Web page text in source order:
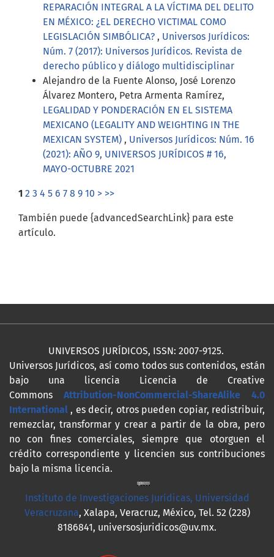
REPARACIÓN INTEGRAL A LA VÍCTIMA DEL DELITO
EN MÉXICO: ¿EL DERECHO VICTIMAL COMO
LEGISLACIÓN SIMBÓLICA? , Universos Jurídicos:
Núm. 7 (2017): Universos Jurídicos. Revista de
derecho público y diálogo multidisciplinar
Alejandro de la Fuente Alonso, José Lorenzo
Álvarez Montero, Petra Armenta Ramírez,
LEGALIDAD Y PONDERACIÓN EN EL SISTEMA
MEXICANO (LEGALITY AND WEIGHTING IN THE
MEXICAN SYSTEM) , Universos Jurídicos: Núm. 16
(2021): AÑO 9, UNIVERSOS JURÍDICOS # 16,
MAYO-OCTUBRE 2021
1 2 3 4 5 6 7 8 9 10 > >>
También puede {advancedSearchLink} para este
artículo.
UNIVERSOS JURÍDICOS, ISSN: 2007-9125.
Universos Jurídicos, así como todos sus contenidos, están
bajo una licencia Licencia de Creative
Commons Attribution-NonCommercial-ShareAlike 4.0
International , es decir, otros pueden copiar, redistribuir,
remezclar, transformar y crear a partir de la obra, pero
no con fines comerciales, siempre que otorguen el
crédito correspondiente y licencien sus contribuciones
bajo la misma licencia.
Instituto de Investigaciones Jurídicas, Universidad
Veracruzana, Xalapa, Veracruz, México, Tel. 52 (228)
8186841, universosjuridicos@uv.mx.